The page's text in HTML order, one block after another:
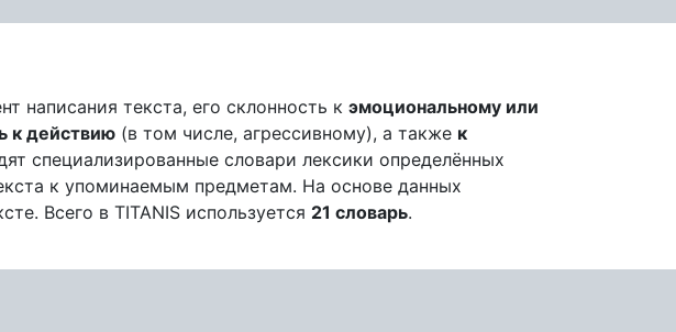
написания текста, его склонность к эмоциональному или
к действию (в том числе, агрессивному), а также к
специализированные словари лексики определённых
к упоминаемым предметам. На основе данных
Всего в TITANIS используется 21 словарь.